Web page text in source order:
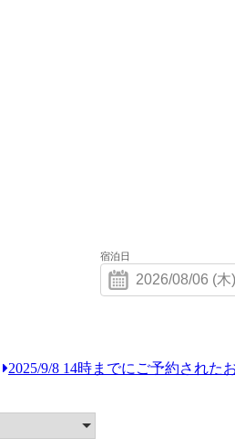
宿泊日
2025/9/8 14時までにご予約された